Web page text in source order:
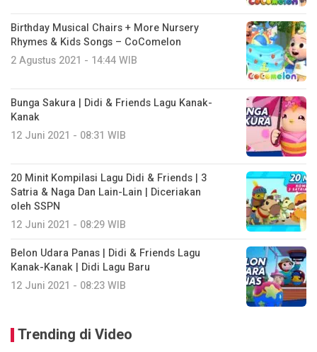
Birthday Musical Chairs + More Nursery
Rhymes & Kids Songs – CoComelon
2 Agustus 2021 - 14:44 WIB
Bunga Sakura | Didi & Friends Lagu Kanak-
Kanak
12 Juni 2021 - 08:31 WIB
20 Minit Kompilasi Lagu Didi & Friends | 3
Satria & Naga Dan Lain-Lain | Diceriakan
oleh SSPN
12 Juni 2021 - 08:29 WIB
Belon Udara Panas | Didi & Friends Lagu
Kanak-Kanak | Didi Lagu Baru
12 Juni 2021 - 08:23 WIB
Trending di Video